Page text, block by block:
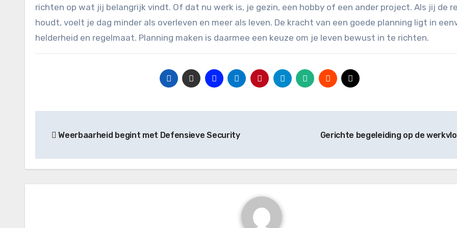
richten op wat jij belangrijk vindt. Of dat nu werk is, je gezin, een hobby of een ander project. Als jij de
houdt, voelt je dag minder als overleven en meer als leven. De kracht van een goede planning ligt in
helderheid en regelmaat. Planning maken is daarmee een keuze om je leven bewust in te richten.
navigatie
Weerbaarheid begint met Defensieve Security Gerichte begeleiding op de